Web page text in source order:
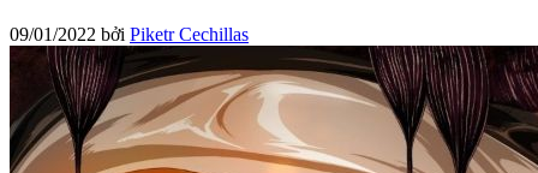
09/01/2022 bởi Piketr Cechillas